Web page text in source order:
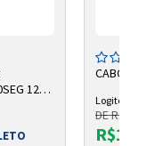
12V
CABO
Logitech
DE R$